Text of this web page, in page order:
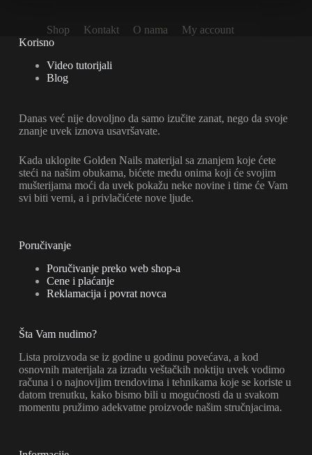
na
proizvoda.
Shop Kontakt O nama
My account
Korisno
Video tutorijali
Blog
Danas već nije dovoljno da samo izučite zanat, nego da svoje
znanje uvek iznova usavršavate.
Kada uklopite Golden Nails materijal sa znanjem koje ćete
steći na našim obukama, bićete među onima koji će svojim
mušterijama moći da uvek pokažu neke novine i time će Vam
svi biti verni, a i privlačićete nove ljude.
Poručivanje
Poručivanje preko web shop-a
Cene i plaćanje
Reklamacija i povrat novca
Šta Vam nudimo?
Lista proizvoda se iz godine u godinu povećava, a kod
osnovnih materijala za izradu veštačkih noktiju uvek vodimo
računa i o najnovijim trendovima i tehnikama koje se koriste u
datom trenutku, kako bismo bili u mogućnosti da u svakom
momentu pružimo adekvatne proizvode našim stručnjacima.